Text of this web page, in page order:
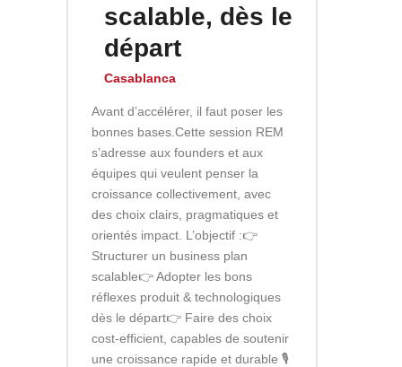
scalable, dès le
départ
Casablanca
Avant d’accélérer, il faut poser les
bonnes bases.Cette session REM
s’adresse aux founders et aux
équipes qui veulent penser la
croissance collectivement, avec
des choix clairs, pragmatiques et
orientés impact. L’objectif :👉
Structurer un business plan
scalable👉 Adopter les bons
réflexes produit & technologiques
dès le départ👉 Faire des choix
cost-efficient, capables de soutenir
une croissance rapide et durable 🎙